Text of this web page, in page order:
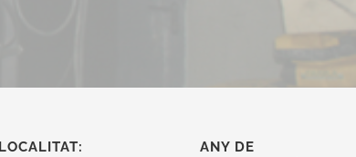
LOCALITAT:
ANY DE